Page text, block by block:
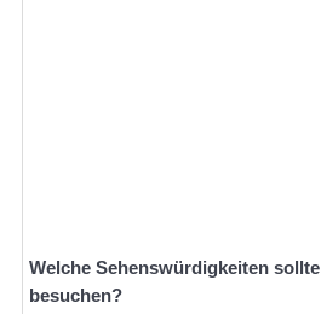
Welche Sehenswürdigkeiten
besuchen?